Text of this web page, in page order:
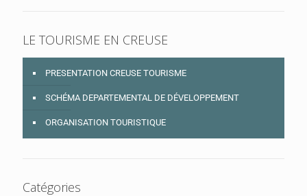
LE TOURISME EN CREUSE
PRESENTATION CREUSE TOURISME
SCHÉMA DEPARTEMENTAL DE DÉVELOPPEMENT
ORGANISATION TOURISTIQUE
Catégories